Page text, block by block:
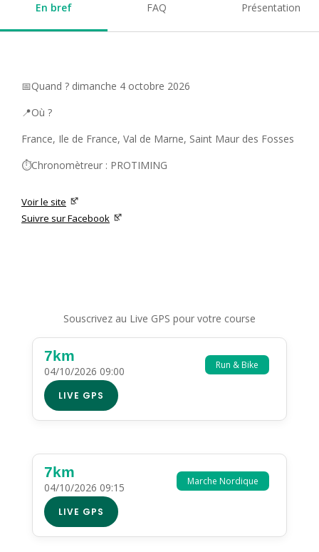
En bref FAQ Présentation
📅Quand ? dimanche 4 octobre 2026
📍Où ?
France, Ile de France, Val de Marne, Saint Maur des Fosses
⏱️Chronomètreur : PROTIMING
Voir le site
Suivre sur Facebook
Souscrivez au Live GPS pour votre course
Run & Bike
7km
04/10/2026 09:00
LIVE GPS
Marche Nordique
7km
04/10/2026 09:15
LIVE GPS